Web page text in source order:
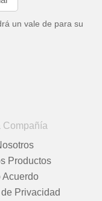
un vale de para su
Compañía
Productos
Acuerdo
Privacidad